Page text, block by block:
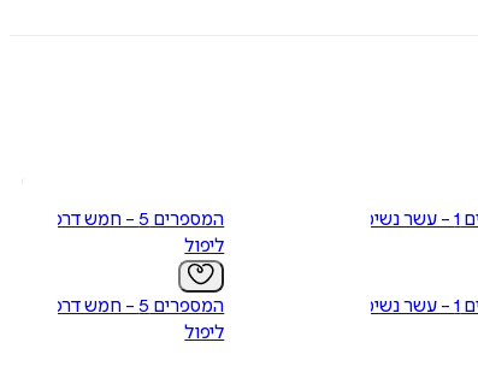
המספרים 1 - עשר נשימות
המספרים 1 - עשר נשימות
המספרים 5 - חמש דרכים
ליפול
המספרים 5 - חמש דרכים
ליפול